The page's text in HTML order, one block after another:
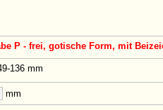
P - frei, gotische Form, mit
136 mm
mm